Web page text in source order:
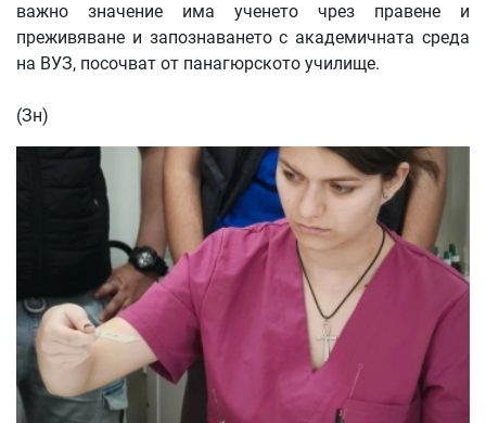
важно значение има ученето чрез правене и
преживяване и запознаването с академичната среда
на ВУЗ, посочват от панагюрското училище.
(Зн)